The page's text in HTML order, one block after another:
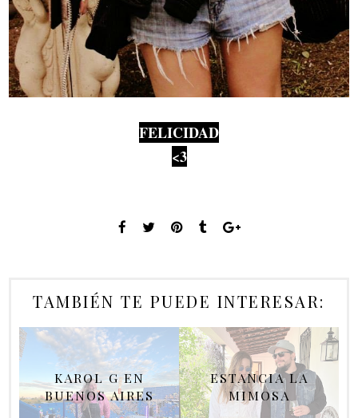
FELICIDAD
<3
TAMBIÉN TE PUEDE INTERESAR:
KAROL G EN
BUENOS AIRES
ESTANCIA LA
MIMOSA